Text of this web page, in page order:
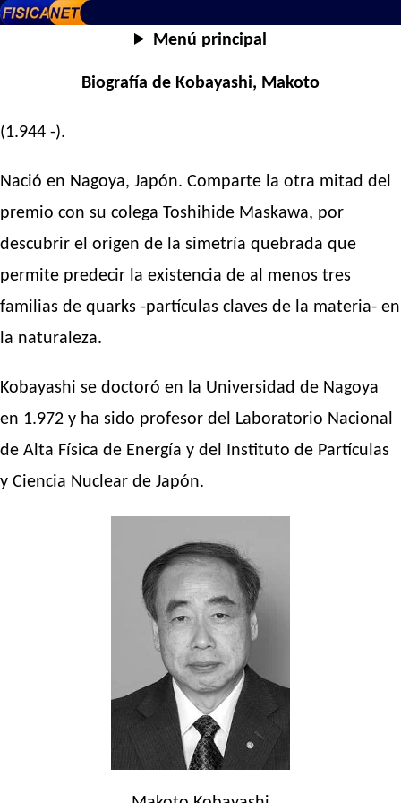
Menú principal
Biografía de Kobayashi, Makoto
(1.944 -).
Nació en Nagoya, Japón. Comparte la otra mitad del
premio con su colega Toshihide Maskawa, por
descubrir el origen de la simetría quebrada que
permite predecir la existencia de al menos tres
familias de quarks -partículas claves de la materia- en
la naturaleza.
Kobayashi se doctoró en la Universidad de Nagoya
en 1.972 y ha sido profesor del Laboratorio Nacional
de Alta Física de Energía y del Instituto de Partículas
y Ciencia Nuclear de Japón.